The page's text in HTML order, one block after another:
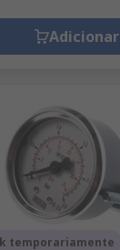
Adicionar
temporariamente